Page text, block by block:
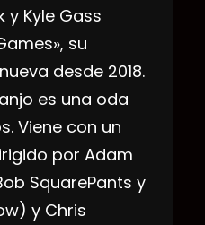
y Kyle Gass
su
desde 2018.
es una oda
Viene con un
por Adam
SquarePants y
y Chris